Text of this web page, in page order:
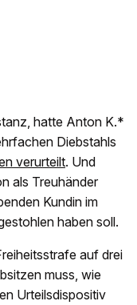
hatte Anton K.*
Diebstahls
verurteilt. Und
als Treuhänder
Kundin im
haben soll.
auf drei
muss, wie
Urteilsdispositiv